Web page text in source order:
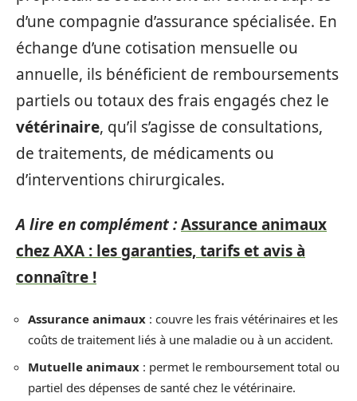
d’une compagnie d’assurance spécialisée. En
échange d’une cotisation mensuelle ou
annuelle, ils bénéficient de remboursements
partiels ou totaux des frais engagés chez le
vétérinaire, qu’il s’agisse de consultations,
de traitements, de médicaments ou
d’interventions chirurgicales.
A lire en complément :Assurance animaux
chez AXA : les garanties, tarifs et avis à
connaître !
Assurance animaux : couvre les frais vétérinaires et les
coûts de traitement liés à une maladie ou à un accident.
Mutuelle animaux : permet le remboursement total ou
partiel des dépenses de santé chez le vétérinaire.